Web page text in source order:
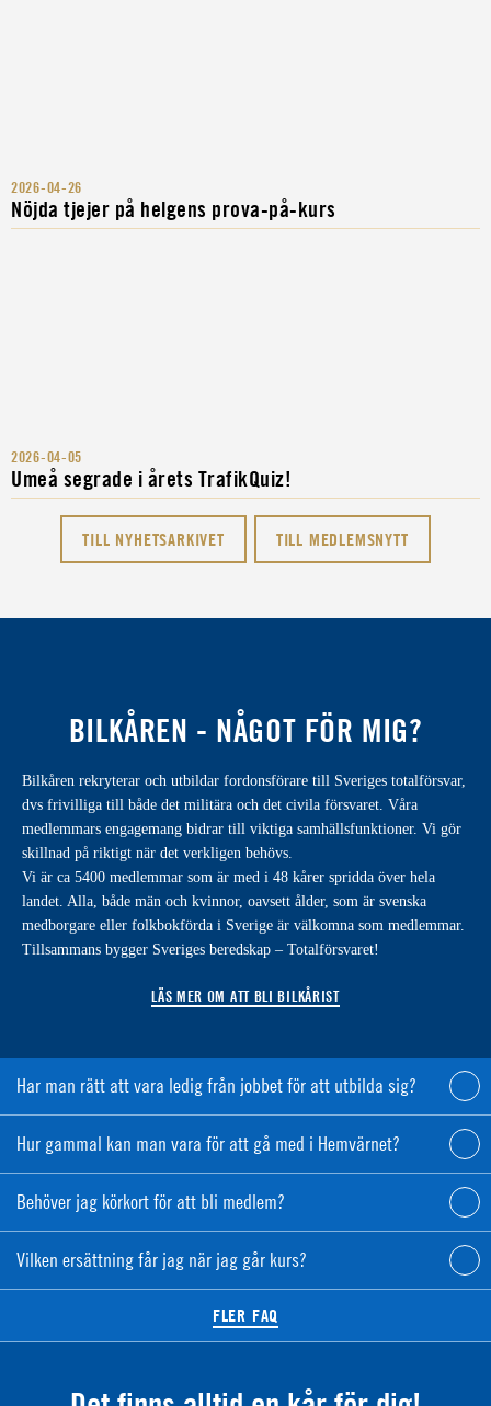
2026-04-26
Nöjda tjejer på helgens prova-på-kurs
2026-04-05
Umeå segrade i årets TrafikQuiz!
TILL NYHETSARKIVET TILL MEDLEMSNYTT
BILKÅREN - NÅGOT FÖR MIG?
Bilkåren rekryterar och utbildar fordonsförare till Sveriges totalförsvar,
dvs frivilliga till både det militära och det civila försvaret. Våra
medlemmars engagemang bidrar till viktiga samhällsfunktioner. Vi gör
skillnad på riktigt när det verkligen behövs.
Vi är ca 5400 medlemmar som är med i 48 kårer spridda över hela
landet. Alla, både män och kvinnor, oavsett ålder, som är svenska
medborgare eller folkbokförda i Sverige är välkomna som medlemmar.
Tillsammans bygger Sveriges beredskap – Totalförsvaret!
LÄS MER OM ATT BLI BILKÅRIST
Har man rätt att vara ledig från jobbet för att utbilda sig?
Hur gammal kan man vara för att gå med i Hemvärnet?
Behöver jag körkort för att bli medlem?
Vilken ersättning får jag när jag går kurs?
FLER FAQ